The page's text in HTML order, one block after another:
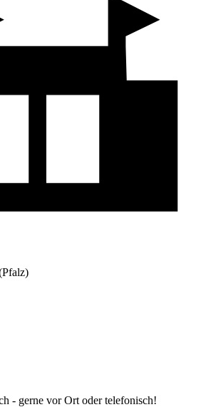
- gerne vor Ort oder telefonisch!